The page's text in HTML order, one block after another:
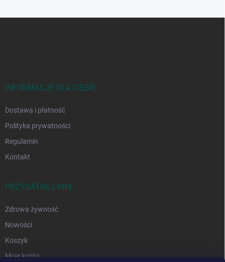
INFORMACJE DLA CIEBIE
Dostawa i płatność
Polityka prywatności
Regulamin
Kontakt
PRZYDATNE LINKI
Zdrowa żywność
Nowości
Koszyk
Moje konto